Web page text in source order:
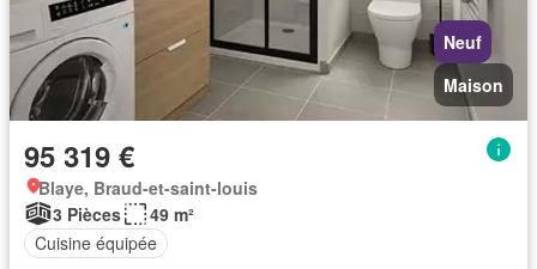
Neuf
Maison
95 319 €
Blaye, Braud-et-saint-louis
3 Pièces
49 m²
Cuisine équipée